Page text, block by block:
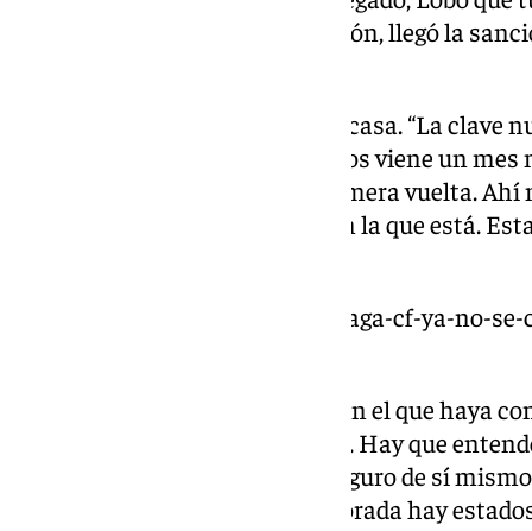
Pastor que empezó como un avión, llegó la
Importancia de los partidos en casa. “La clave
objetivo pasa por fuertes ahí. Nos viene un
a pasar casi el ecuador de la primera vuelta.
uno va viendo en la situación en la que está.
https://www.101tv.es/este-malaga-cf-ya-no-
Competencia. “En toda profesión el que haya
once pero la plantilla es amplia. Hay que
mejores. Uno tiene que estar seguro de sí
competencia. Durante la temporada hay